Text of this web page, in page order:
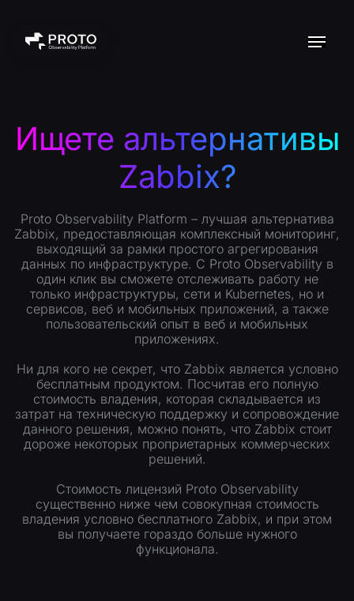
Ищете альтернативы
Zabbix?
Proto Observability Platform – лучшая альтернатива
Zabbix, предоставляющая комплексный мониторинг,
выходящий за рамки простого агрегирования
данных по инфраструктуре. С Proto Observability в
один клик вы сможете отслеживать работу не
только инфраструктуры, сети и Kubernetes, но и
сервисов, веб и мобильных приложений, а также
пользовательский опыт в веб и мобильных
приложениях.
Ни для кого не секрет, что Zabbix является условно
бесплатным продуктом. Посчитав его полную
стоимость владения, которая складывается из
затрат на техническую поддержку и сопровождение
данного решения, можно понять, что Zabbix стоит
дороже некоторых проприетарных коммерческих
решений.
Стоимость лицензий Proto Observability
существенно ниже чем совокупная стоимость
владения условно бесплатного Zabbix, и при этом
вы получаете гораздо больше нужного
функционала.